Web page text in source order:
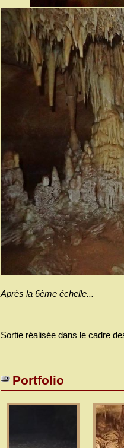
Après la 6ème échelle...
Sortie réalisée dans le cadre
Portfolio